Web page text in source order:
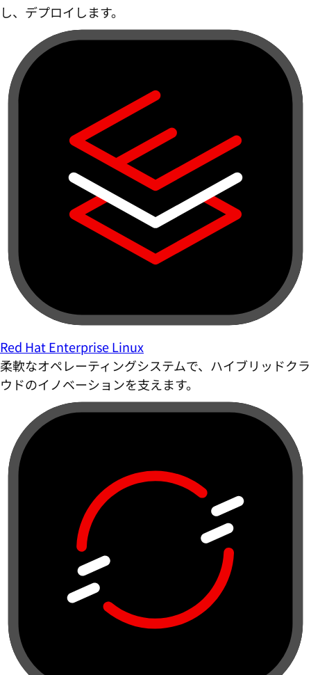
し、デプロイします。
Red Hat Enterprise Linux
柔軟なオペレーティングシステムで、ハイブリッドクラ
ウドのイノベーションを支えます。